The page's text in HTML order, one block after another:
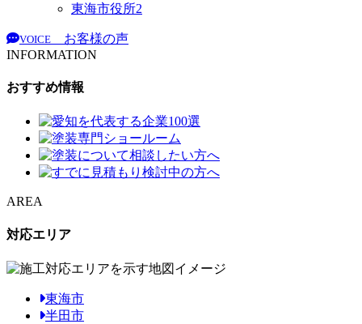
東海市役所2
VOICE
お客様の声
INFORMATION
おすすめ情報
AREA
対応エリア
東海市
半田市